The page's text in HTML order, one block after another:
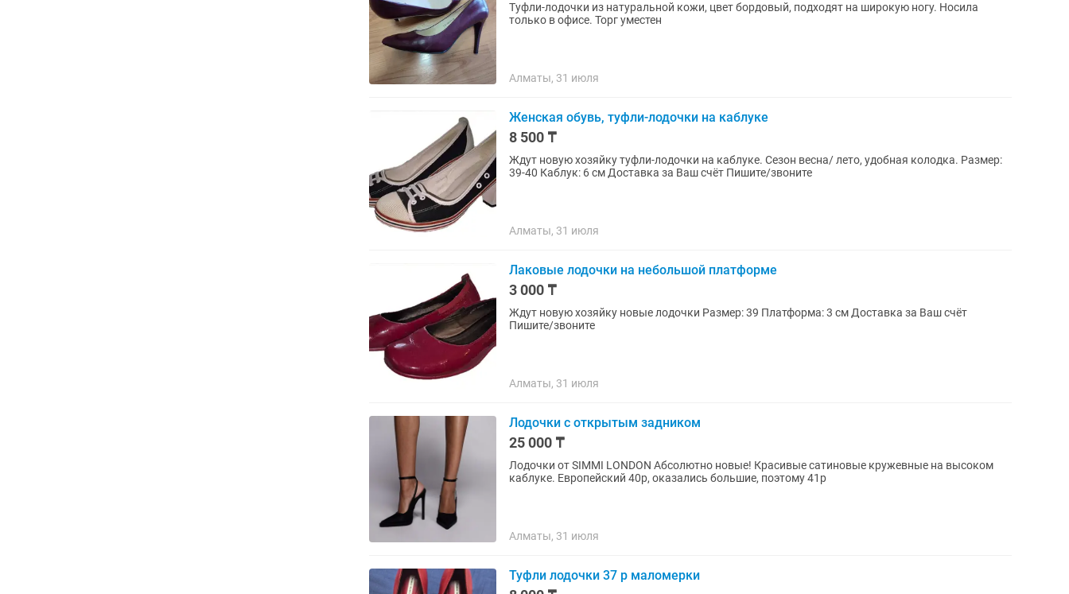
Туфли-лодочки из натуральной кожи, цвет бордовый, подходят на широкую ногу. Носила
только в офисе. Торг уместен
Алматы, 31 июля
Женская обувь, туфли-лодочки на каблуке
8 500 ₸
Ждут новую хозяйку туфли-лодочки на каблуке. Сезон весна/ лето, удобная колодка. Размер:
39-40 Каблук: 6 см Доставка за Ваш счёт Пишите/звоните
Алматы, 31 июля
Лаковые лодочки на небольшой платформе
3 000 ₸
Ждут новую хозяйку новые лодочки Размер: 39 Платформа: 3 см Доставка за Ваш счёт
Пишите/звоните
Алматы, 31 июля
Лодочки с открытым задником
25 000 ₸
Лодочки от SIMMI LONDON Абсолютно новые! Красивые сатиновые кружевные на высоком
каблуке. Европейский 40р, оказались большие, поэтому 41р
Алматы, 31 июля
Туфли лодочки 37 р маломерки